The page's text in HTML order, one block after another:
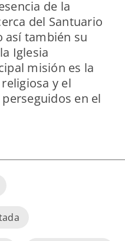
de la
del Santuario
así también su
Iglesia
misión es la
y el
en el